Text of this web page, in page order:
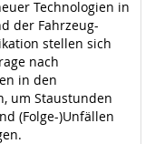
Technologien in
der Fahrzeug-
stellen sich
nach
in den
um Staustunden
(Folge-)Unfällen